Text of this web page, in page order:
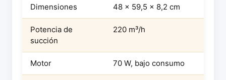
Dimensiones 48 x 59,5 x 8,2 cm
Potencia de
succión
220 m³/h
Motor 70 W, bajo consumo